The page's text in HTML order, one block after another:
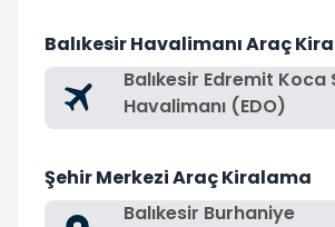
Balıkesir Havalimanı Araç
Balıkesir Edremit Koca
Havalimanı (EDO)
Şehir Merkezi Araç Kiralama
Balıkesir Burhaniye